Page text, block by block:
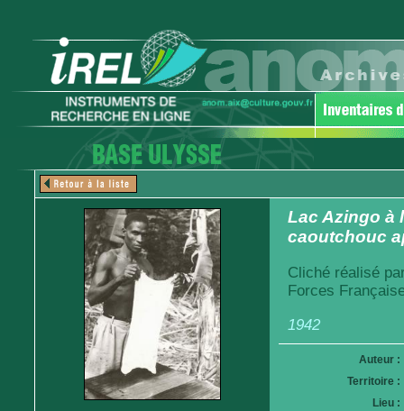
Lac Azingo à
caoutchouc
Cliché réalisé
Forces
1942
Auteur :
Territoire :
Lieu :